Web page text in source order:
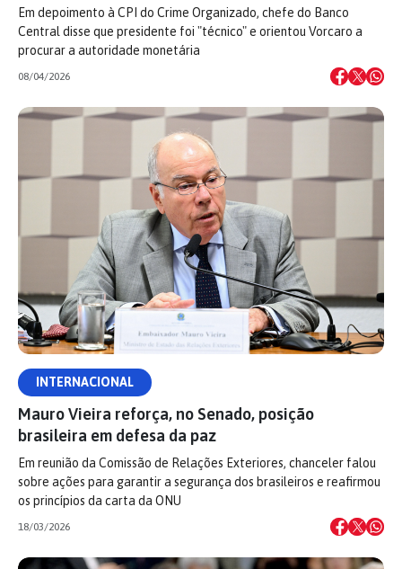
Em depoimento à CPI do Crime Organizado, chefe do Banco
Central disse que presidente foi "técnico" e orientou Vorcaro a
procurar a autoridade monetária
08/04/2026
INTERNACIONAL
Mauro Vieira reforça, no Senado, posição
brasileira em defesa da paz
Em reunião da Comissão de Relações Exteriores, chanceler falou
sobre ações para garantir a segurança dos brasileiros e reafirmou
os princípios da carta da ONU
18/03/2026